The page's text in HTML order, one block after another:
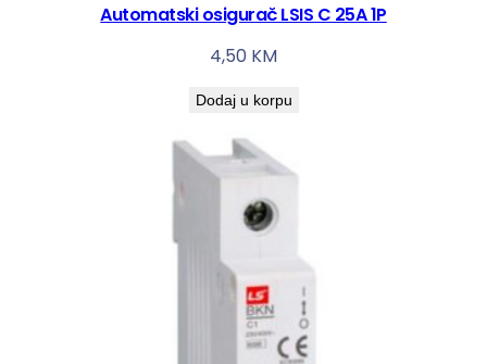
Automatski osigurač LSIS C 25A 1P
4,50 KM
Dodaj u korpu